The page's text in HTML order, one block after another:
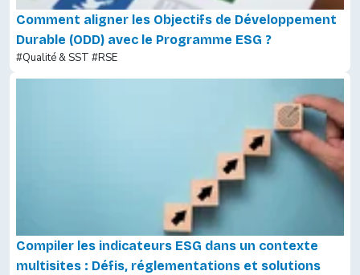
Comment aligner les Objectifs de Développement
Durable (ODD) avec le Programme ESG ?
#Qualité & SST #RSE
Compiler les indicateurs ESG dans un contexte
multisites : Défis, réglementations et solutions